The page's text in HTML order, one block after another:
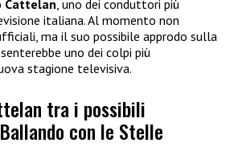
Cattelan , uno dei conduttori più
italiana. Al momento non
ma il suo possibile approdo sulla
uno dei colpi più
stagione televisiva.
tra i possibili
con le Stelle